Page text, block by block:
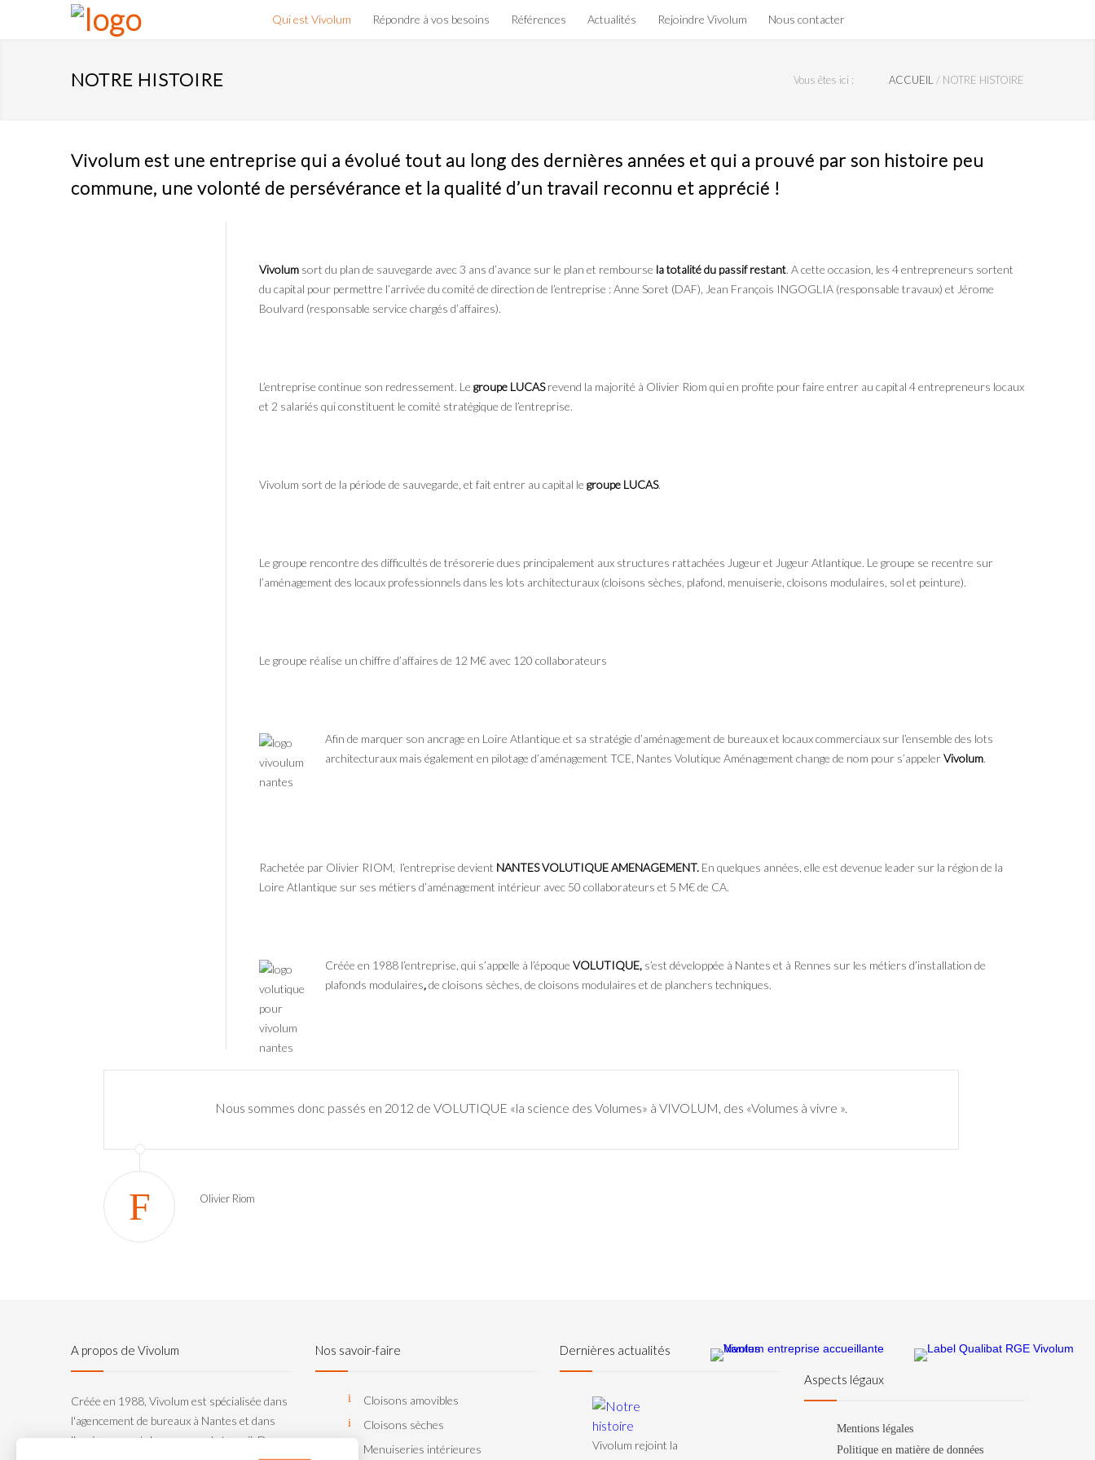
Qui est Vivolum Répondre à vos besoins Références Actualités Rejoindre Vivolum Nous contacter
NOTRE HISTOIRE Vous êtes ici : ACCUEIL / NOTRE HISTOIRE
Vivolum est une entreprise qui a évolué tout au long des dernières années et qui a prouvé par son histoire peu
commune, une volonté de persévérance et la qualité d’un travail reconnu et apprécié !
Vivolum sort du plan de sauvegarde avec 3 ans d’avance sur le plan et rembourse la totalité du passif restant. A cette occasion, les 4 entrepreneurs sortent
du capital pour permettre l’arrivée du comité de direction de l’entreprise : Anne Soret (DAF), Jean François INGOGLIA (responsable travaux) et Jérome
Boulvard (responsable service chargés d’affaires).
L’entreprise continue son redressement. Le groupe LUCASrevend la majorité à Olivier Riom qui en profite pour faire entrer au capital 4 entrepreneurs locaux
et 2 salariés qui constituent le comité stratégique de l’entreprise.
Vivolum sort de la période de sauvegarde, et fait entrer au capital le groupe LUCAS.
Le groupe rencontre des difficultés de trésorerie dues principalement aux structures rattachées Jugeur et Jugeur Atlantique. Le groupe se recentre sur
l’aménagement des locaux professionnels dans les lots architecturaux (cloisons sèches, plafond, menuiserie, cloisons modulaires, sol et peinture).
Le groupe réalise un chiffre d’affaires de 12 M€ avec 120 collaborateurs
Afin de marquer son ancrage en Loire Atlantique et sa stratégie d’aménagement de bureaux et locaux commerciaux sur l’ensemble des lots
architecturaux mais également en pilotage d’aménagement TCE, Nantes Volutique Aménagement change de nom pour s’appelerVivolum.
Rachetée par Olivier RIOM, l’entreprise devient NANTES VOLUTIQUE AMENAGEMENT. En quelques années, elle est devenue leader sur la région de la
Loire Atlantique sur ses métiers d’aménagement intérieur avec 50 collaborateurs et 5 M€ de CA.
Créée en 1988 l’entreprise, qui s’appelle à l’époque VOLUTIQUE, s’est développée à Nantes et à Rennes sur les métiers d’installation de
plafonds modulaires,de cloisons sèches, de cloisons modulaires et de planchers techniques.
Nous sommes donc passés en 2012 de VOLUTIQUE «la science des Volumes» à VIVOLUM, des «Volumes à vivre ».
Olivier Riom
A propos de Vivolum
Créée en 1988, Vivolum est spécialisée dans
l'agencement de bureaux à Nantes et dans
l'aménagement des espaces de travail. Du
Nos savoir-faire
Cloisons amovibles
Cloisons sèches
Menuiseries intérieures
Dernières actualités
Vivolum rejoint la
Aspects légaux
Mentions légales
Politique en matière de données